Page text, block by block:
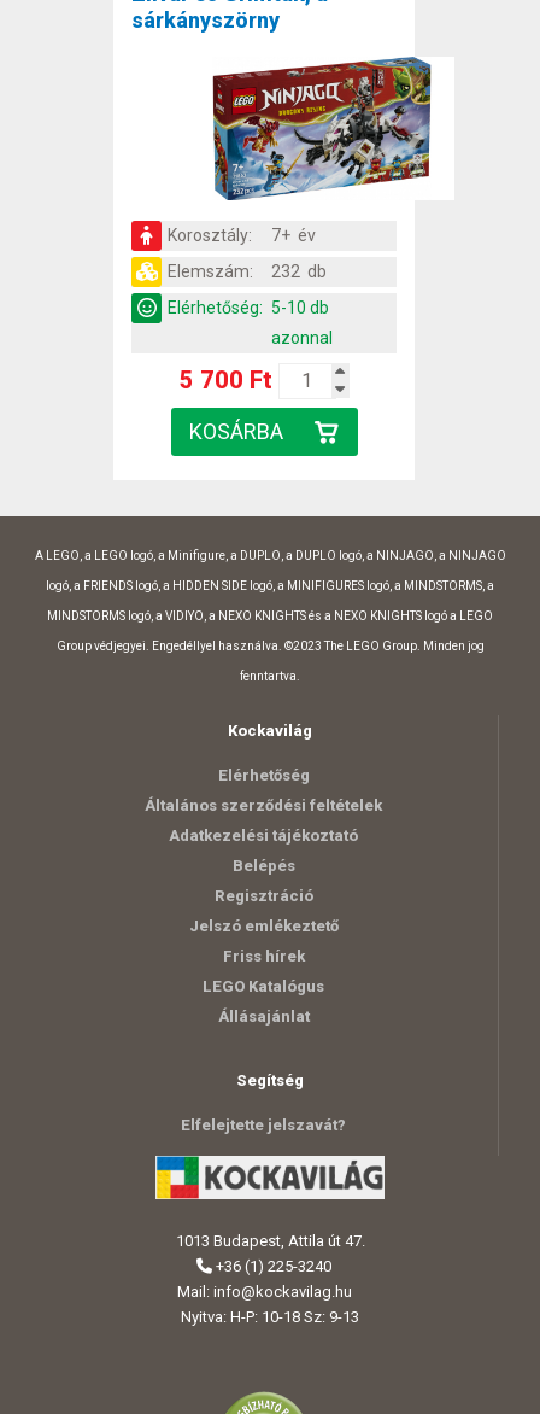
sárkányszörny
Korosztály:
7+ év
Elemszám:
232 db
Elérhetőség: 5-10 db
azonnal
5 700 Ft
A LEGO, a LEGO logó, a Minifigure, a DUPLO, a DUPLO logó, a NINJAGO, a NINJAGO
logó, a FRIENDS logó, a HIDDEN SIDE logó, a MINIFIGURES logó, a MINDSTORMS, a
MINDSTORMS logó, a VIDIYO, a NEXO KNIGHTS és a NEXO KNIGHTS logó a LEGO
Group védjegyei. Engedéllyel használva. ©2023 The LEGO Group. Minden jog
fenntartva.
Kockavilág
Elérhetőség
Általános szerződési feltételek
Adatkezelési tájékoztató
Belépés
Regisztráció
Jelszó emlékeztető
Friss hírek
LEGO Katalógus
Állásajánlat
Segítség
Elfelejtette jelszavát?
1013 Budapest, Attila út 47.
+36 (1) 225-3240
Mail: info@kockavilag.hu
Nyitva: H-P: 10-18 Sz: 9-13